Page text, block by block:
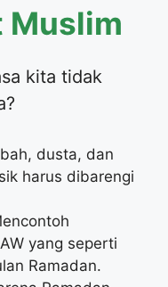
Muslim
kita tidak
dusta, dan
harus dibarengi
yang seperti
Ramadan.